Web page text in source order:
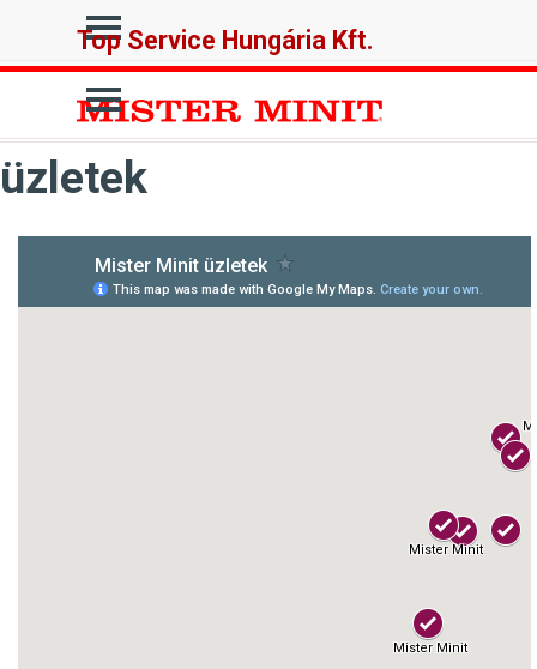
Ugrás a menüre
Top Service Hungária Kft.
Ugrás a menüre
üzletek